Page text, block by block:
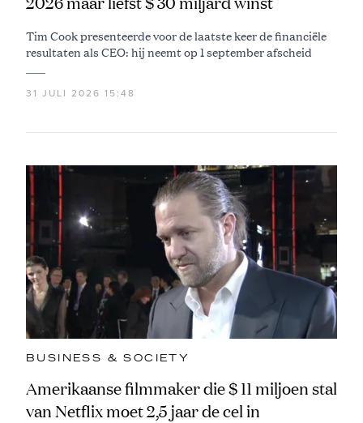
Tim Cook presenteerde voor de laatste keer de financiële
resultaten als CEO: hij neemt op 1 september afscheid
31 JULI 2026 15:48
BUSINESS & SOCIETY
Amerikaanse filmmaker die $ 11 miljoen stal
van Netflix moet 2,5 jaar de cel in